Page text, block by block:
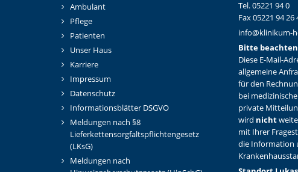
Ambulant
Pflege
Patienten
Unser Haus
Karriere
Impressum
Datenschutz
Informationsblätter DSGVO
Meldungen nach §8
Lieferkettensorgfaltspflichtengesetz
(LKsG)
Meldungen nach
Tel. 05221 94 0
Fax 05221 94 26
info@klinikum-
Bitte beachten
Diese E-Mail-
allgemeine
für den
bei
private
wird nicht
mit Ihrer
die Information